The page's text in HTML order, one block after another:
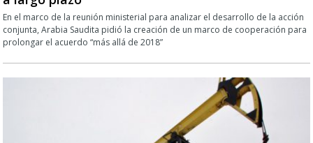
En el marco de la reunión ministerial para analizar el desarrollo de la acción
conjunta, Arabia Saudita pidió la creación de un marco de cooperación para
prolongar el acuerdo “más allá de 2018”